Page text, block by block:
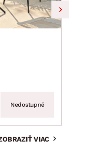
Nedostupné
VIAC